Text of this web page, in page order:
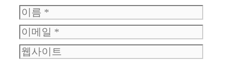
이
름
이
메
웹